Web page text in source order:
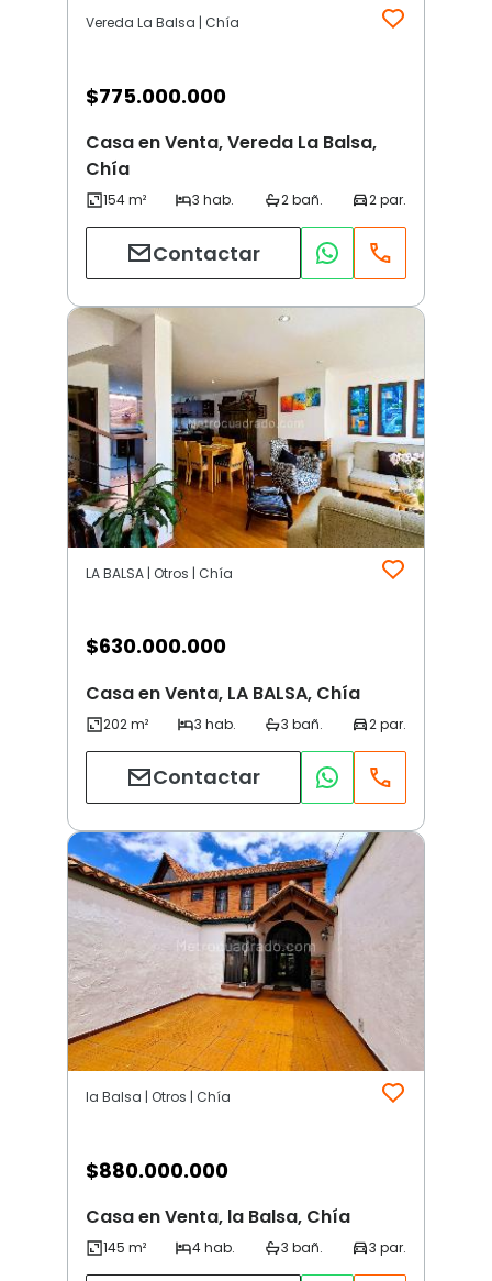
Vereda La Balsa | Chía
$775.000.000
Casa en Venta, Vereda La Balsa,
Chía
Contactar
LA BALSA | Otros | Chía
$630.000.000
Casa en Venta, LA BALSA, Chía
Contactar
la Balsa | Otros | Chía
$880.000.000
Casa en Venta, la Balsa, Chía